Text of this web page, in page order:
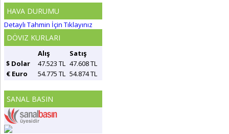
HAVA DURUMU
Detaylı Tahmin İçin Tıklayınız
DÖVIZ KURLARI
Alış
Satış
$ Dolar
47.523 TL 47.608 TL
€ Euro
54.775 TL 54.874 TL
SANAL BASIN